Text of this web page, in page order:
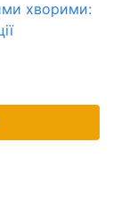
хворими: